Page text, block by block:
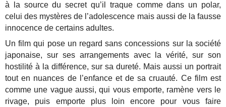
à la source du secret qu’il traque comme dans un polar,
celui des mystères de l’adolescence mais aussi de la fausse
innocence de certains adultes.
Un film qui pose un regard sans concessions sur la société
japonaise, sur ses arrangements avec la vérité, sur son
hostilité à la différence, sur sa dureté. Mais aussi un portrait
tout en nuances de l’enfance et de sa cruauté. Ce film est
comme une vague aussi, qui vous emporte, ramène vers le
rivage, puis emporte plus loin encore pour vous faire